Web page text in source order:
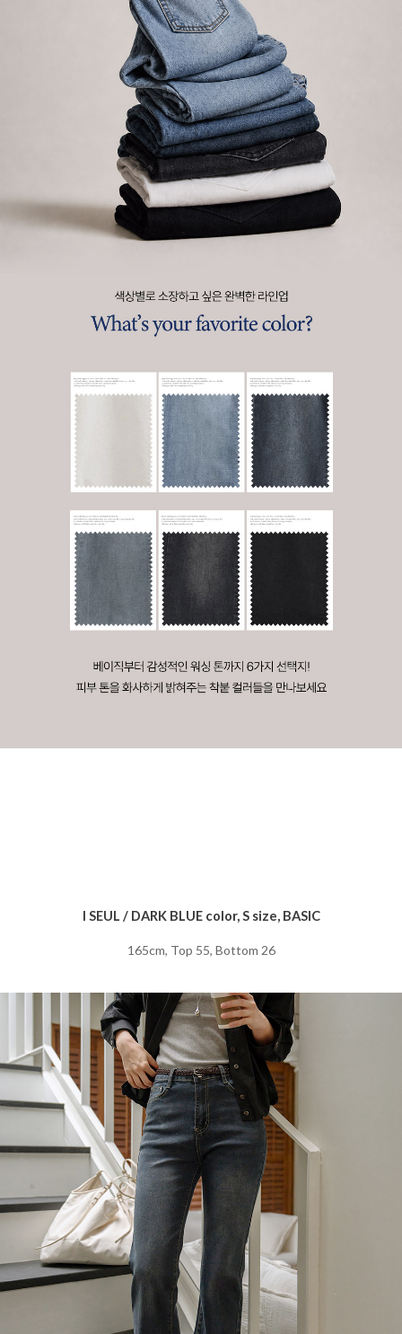
I SEUL / DARK BLUE color, S size, BASIC
165cm, Top 55, Bottom 26